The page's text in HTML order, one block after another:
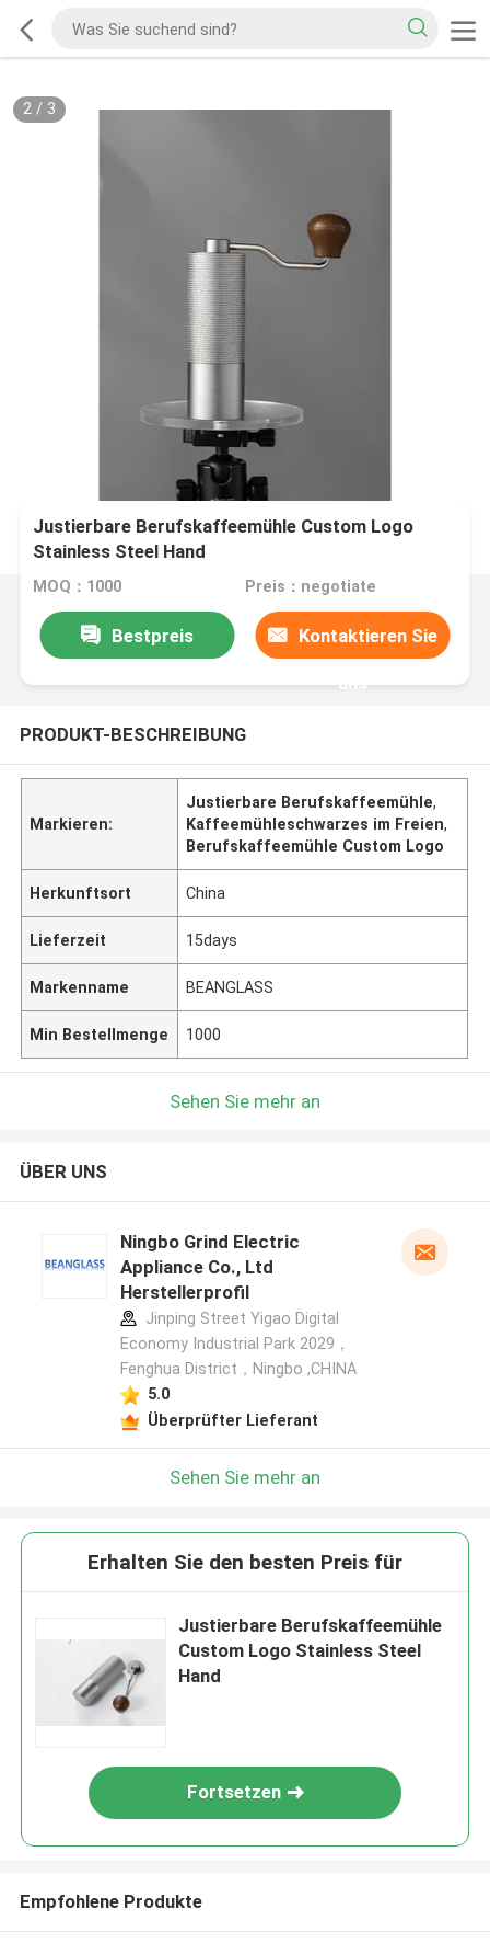
2/ 3
Justierbare Berufskaffeemühle Custom Logo
Stainless Steel Hand
MOQ：1000 Preis：negotiate
Bestpreis Kontaktieren Sie
uns
PRODUKT-BESCHREIBUNG
Markieren:
Justierbare Berufskaffeemühle,
Kaffeemühleschwarzes im Freien,
Berufskaffeemühle Custom Logo
Herkunftsort China
Lieferzeit 15days
Markenname BEANGLASS
Min Bestellmenge 1000
Sehen Sie mehr an
ÜBER UNS
Ningbo Grind Electric
Appliance Co., Ltd
Herstellerprofil
Jinping Street Yigao Digital
Economy Industrial Park 2029，
Fenghua District，Ningbo ,CHINA
5.0
Überprüfter Lieferant
Sehen Sie mehr an
Erhalten Sie den besten Preis für
Justierbare Berufskaffeemühle
Custom Logo Stainless Steel
Hand
Fortsetzen
Empfohlene Produkte